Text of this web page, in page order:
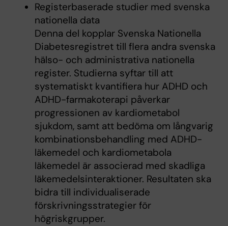
Registerbaserade studier med svenska
nationella data
Denna del kopplar Svenska Nationella
Diabetesregistret till flera andra svenska
hälso- och administrativa nationella
register. Studierna syftar till att
systematiskt kvantifiera hur ADHD och
ADHD-farmakoterapi påverkar
progressionen av kardiometabol
sjukdom, samt att bedöma om långvarig
kombinationsbehandling med ADHD-
läkemedel och kardiometabola
läkemedel är associerad med skadliga
läkemedelsinteraktioner. Resultaten ska
bidra till individualiserade
förskrivningsstrategier för
högriskgrupper.